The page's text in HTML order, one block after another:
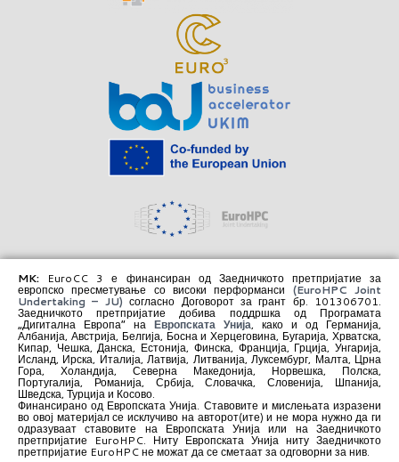
MK: EuroCC 3 е финансиран од Заедничкото претпријатие за
европско пресметување со високи перформанси (EuroHPC Joint
Undertaking – JU) согласно Договорот за грант бр. 101306701.
Заедничкото претпријатие добива поддршка од Програмата
„Дигитална Европа“ на Европската Унија, како и од Германија,
Албанија, Австрија, Белгија, Босна и Херцеговина, Бугарија, Хрватска,
Кипар, Чешка, Данска, Естонија, Финска, Франција, Грција, Унгарија,
Исланд, Ирска, Италија, Латвија, Литванија, Луксембург, Малта, Црна
Гора, Холандија, Северна Македонија, Норвешка, Полска,
Португалија, Романија, Србија, Словачка, Словенија, Шпанија,
Шведска, Турција и Косово.
Финансирано од Европската Унија. Ставовите и мислењата изразени
во овој материјал се исклучиво на авторот(ите) и не мора нужно да ги
одразуваат ставовите на Европската Унија или на Заедничкото
претпријатие EuroHPC. Ниту Европската Унија ниту Заедничкото
претпријатие EuroHPC не можат да се сметаат за одговорни за нив.